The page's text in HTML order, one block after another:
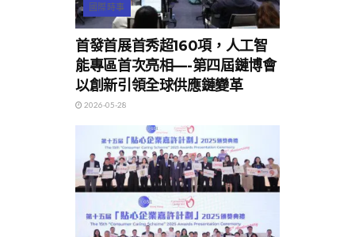
國際時事
首發首展首秀超160項，人工智
能專區首次亮相—-第四屆鏈博會
以創新引領全球供應鏈變革
2026-05-28